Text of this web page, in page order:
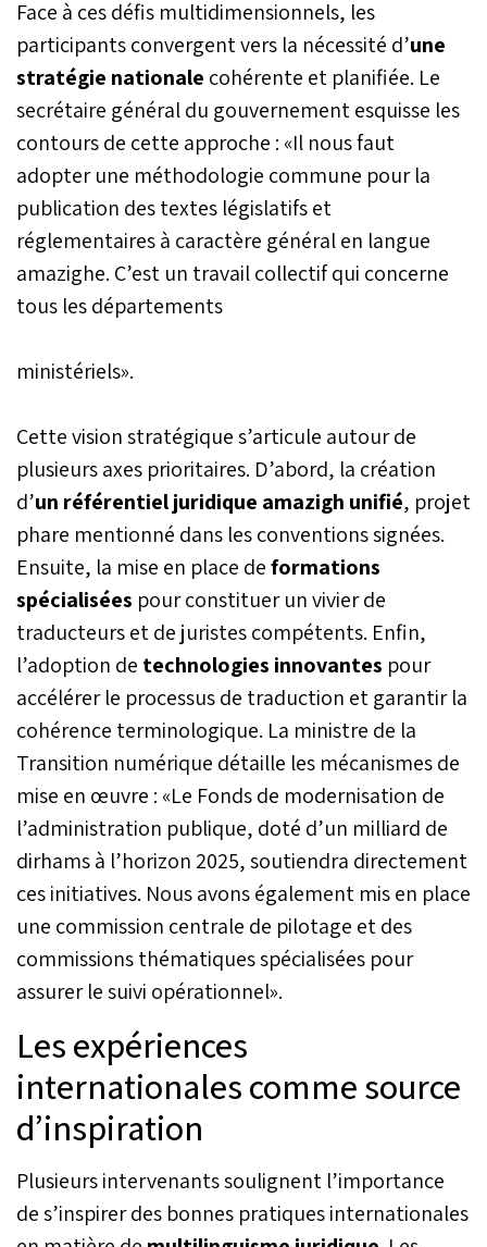
Face à ces défis multidimensionnels, les
participants convergent vers la nécessité d’une
stratégie nationale cohérente et planifiée. Le
secrétaire général du gouvernement esquisse les
contours de cette approche : «Il nous faut
adopter une méthodologie commune pour la
publication des textes législatifs et
réglementaires à caractère général en langue
amazighe. C’est un travail collectif qui concerne
tous les départements
ministériels».
Cette vision stratégique s’articule autour de
plusieurs axes prioritaires. D’abord, la création
d’un référentiel juridique amazigh unifié, projet
phare mentionné dans les conventions signées.
Ensuite, la mise en place deformations
spécialisées pour constituer un vivier de
traducteurs et de juristes compétents. Enfin,
l’adoption de technologies innovantes pour
accélérer le processus de traduction et garantir la
cohérence terminologique. La ministre de la
Transition numérique détaille les mécanismes de
mise en œuvre : «Le Fonds de modernisation de
l’administration publique, doté d’un milliard de
dirhams à l’horizon 2025, soutiendra directement
ces initiatives. Nous avons également mis en place
une commission centrale de pilotage et des
commissions thématiques spécialisées pour
assurer le suivi opérationnel».
Les expériences
internationales comme source
d’inspiration
Plusieurs intervenants soulignent l’importance
de s’inspirer des bonnes pratiques internationales